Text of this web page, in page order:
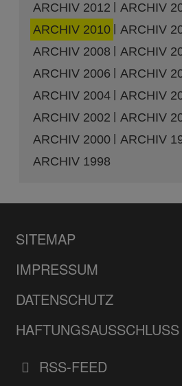
ARCHIV 2012
ARCHIV
ARCHIV 2010
ARCHIV
ARCHIV 2008
ARCHIV
ARCHIV 2006
ARCHIV
ARCHIV 2004
ARCHIV
ARCHIV 2002
ARCHIV
ARCHIV 2000
ARCHIV
ARCHIV 1998
SITEMAP
IMPRESSUM
DATENSCHUTZ
HAFTUNGSAUSSCHLUSS
RSS-FEED